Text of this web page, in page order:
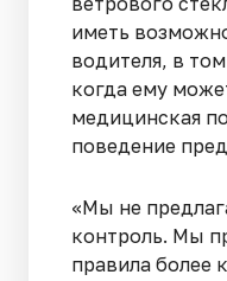
иметь
водителя, в
когда ему
медицинская
поведение
«Мы не
контроль. Мы
правила более